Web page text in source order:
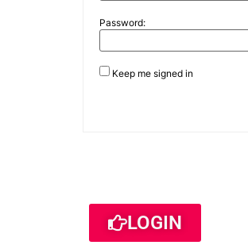
Password:
Keep me signed in
LOGIN